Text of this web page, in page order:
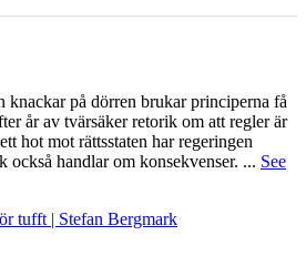
knackar på dörren brukar principerna få
år av tvärsäker retorik om att regler är
hot mot rättsstaten har regeringen
handlar om konsekvenser. ... See
tufft | Stefan Bergmark